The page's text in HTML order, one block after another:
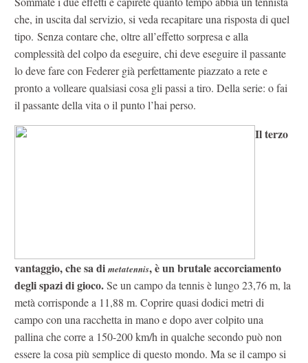
che, in uscita dal servizio, si veda recapitare una risposta di quel
tipo. Senza contare che, oltre all’effetto sorpresa e alla
complessità del colpo da eseguire, chi deve eseguire il passante
lo deve fare con Federer già perfettamente piazzato a rete e
pronto a volleare qualsiasi cosa gli passi a tiro. Della serie: o fai
il passante della vita o il punto l’hai perso.
Il terzo
vantaggio, che sa di metatennis, è un brutale accorciamento
degli spazi di gioco.Se un campo da tennis è lungo 23,76 m, la
metà corrisponde a 11,88 m. Coprire quasi dodici metri di
campo con una racchetta in mano e dopo aver colpito una
pallina che corre a 150-200 km/h in qualche secondo può non
essere la cosa più semplice di questo mondo. Ma se il campo si